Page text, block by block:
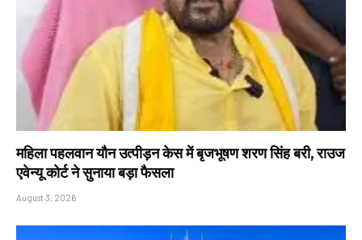
महिला पहलवान यौन उत्पीड़न केस में बृजभूषण शरण सिंह बरी, राउज
एवेन्यू कोर्ट ने सुनाया बड़ा फैसला
August 3, 2026